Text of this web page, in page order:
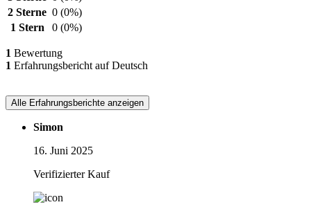
2 Sterne 0 (0%)
1 Stern
0 (0%)
1 Bewertung
1 Erfahrungsbericht auf Deutsch
Alle Erfahrungsberichte anzeigen
Simon
16. Juni 2025
Verifizierter Kauf